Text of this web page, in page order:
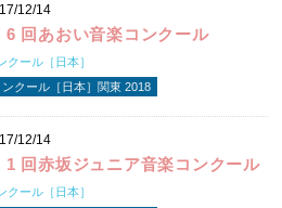
12/14
6 回あおい音楽コンクール
クール［日本］
ンクール［日本］関東 2018
12/14
1 回赤坂ジュニア音楽コンクール
クール［日本］